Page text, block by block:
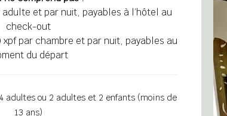
adulte et par nuit, payables à l’hôtel au
check-out
par chambre et par nuit, payables au
du départ
4 adultes ou 2 adultes et 2 enfants (moins de
13 ans)